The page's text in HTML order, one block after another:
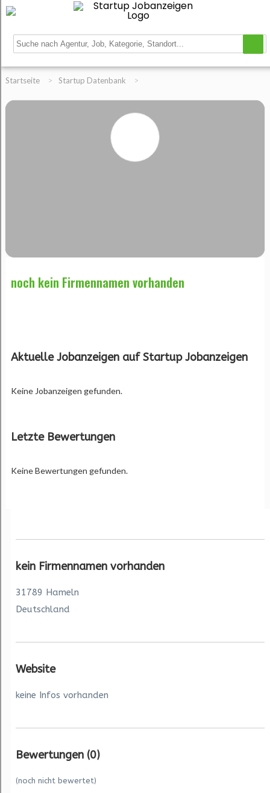
Startseite > Startup Datenbank >
noch kein Firmennamen vorhanden
Aktuelle Jobanzeigen auf Startup Jobanzeigen
Keine Jobanzeigen gefunden.
Letzte Bewertungen
Keine Bewertungen gefunden.
kein Firmennamen vorhanden
31789 Hameln
Deutschland
Website
keine Infos vorhanden
Bewertungen (0)
(noch nicht bewertet)